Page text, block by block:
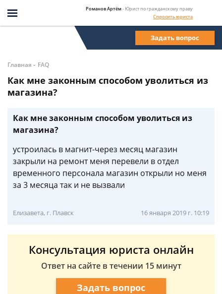
Романов Артём- Юрист по гражданскому праву
Спросить юриста
Задать вопрос
Главная - FAQ
Как мне законным способом уволиться из
магазина?
Как мне законным способом уволиться из
магазина?
устроилась в магнит-через месяц магазин
закрыли на ремонт меня перевели в отдел
временного персонала магазин открыли но меня
за 3 месяца так и не вызвали
Елизавета, г. Плавск 16 января 2019 г. 10:19
Консультация юриста онлайн
Ответ на сайте в течении 15 минут
Задать вопрос